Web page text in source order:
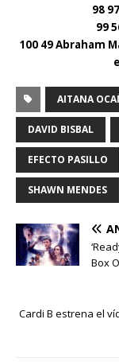
98
99
100 49 Abraham
AITANA
DAVID BISBAL
EFECTO PASILLO
SHAWN MENDES
Box
Cardi B estrena el